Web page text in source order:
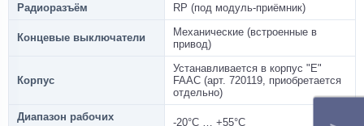
Радиоразъём
RP (под модуль-приёмник)
Концевые выключатели
Механические (встроенные в
привод)
Корпус
Устанавливается в корпус "Е"
FAAC (арт. 720119, приобретается
отдельно)
Диапазон рабочих
-20°C … +55°C